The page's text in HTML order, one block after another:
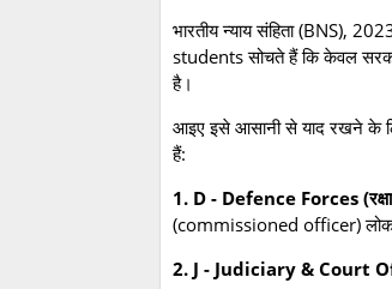
भारतीय न्याय संहिता (BNS),
students सोचते हैं कि केवल
है।
आइए इसे आसानी से याद रखने के
हैं:
1. D - Defence Forces
(commissioned officer)
2. J - Judiciary & Court